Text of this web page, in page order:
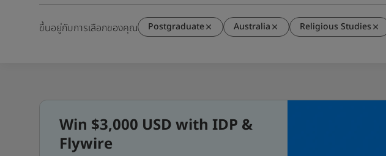
ขึ้นอยู่กับการเลือกของคุณ Postgraduate Australia Religious Studies
Win $3,000 USD with IDP &
Flywire